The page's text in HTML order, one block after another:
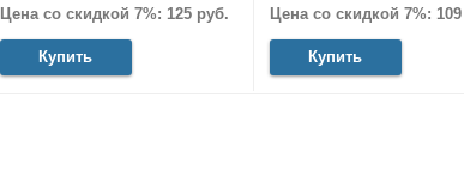
Цена со скидкой 7%: 125 руб.
Купить
Цена со скидкой 7%:
Купить